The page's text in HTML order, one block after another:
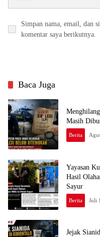
Simpan nama, email, dan
komentar saya berikutnya.
Baca Juga
Masih
Berita
Yayasan
Hasil
Sayur
Berita Juli
Jejak